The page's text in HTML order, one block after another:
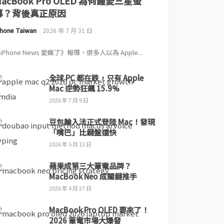
？背後真正原因
Taiwan 2026 年 7 月 31 日
News 愛瘋了》報導，很多人以為 Apple...
全球 PC 都在跌，只有 Apple
Mac 逆勢狂飆 15.9%
2026 年 7 月 9 日
豆包輸入法正式登陸 Mac！發現
「嘴巴」比鍵盤還快
2026 年 5 月 13 日
蘋果成第三大筆電品牌？
MacBook Neo 成關鍵推手
2026 年 4 月 27 日
MacBook Pro OLED 要來了！
2026 筆電市場大爆發